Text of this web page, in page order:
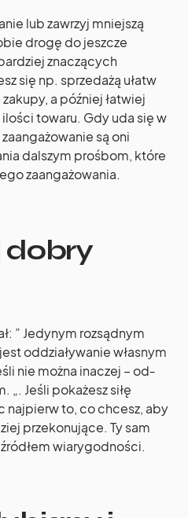
lub zawrzyj mniejszą
drogę do jeszcze
znaczących
się np. sprzedażą ułatw
a później łatwiej
towaru. Gdy uda się w
są oni
dalszym prośbom, które
zaangażowania.
dobry
” Je­dynym rozsądnym
od­działywa­nie włas­nym
nie można inaczej – od­
„. Jeśli pokażesz siłę
najpierw to, co chcesz, aby
przekonujące. Ty sam
wiarygodności.